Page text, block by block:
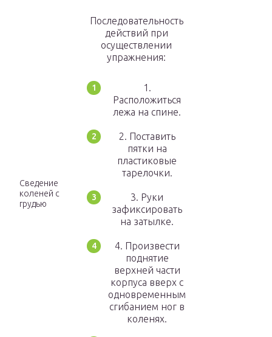
Сведение
коленей с
грудью
Последовательность
действий при
осуществлении
упражнения:
1.
Расположиться
лежа на спине.
2. Поставить
пятки на
пластиковые
тарелочки.
3. Руки
зафиксировать
на затылке.
4. Произвести
поднятие
верхней части
корпуса вверх с
одновременным
сгибанием ног в
коленях.